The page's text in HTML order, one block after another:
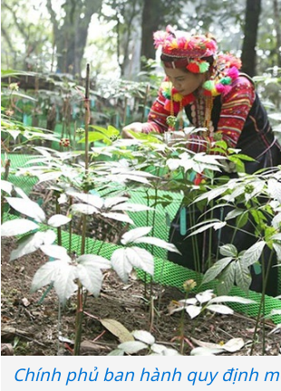
Chính phủ ban hành quy định